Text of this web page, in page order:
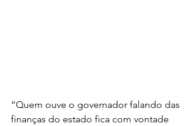
“Quem ouve o governador falando das
finanças do estado fica com vontade